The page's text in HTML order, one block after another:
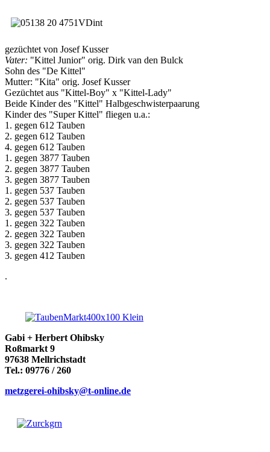
gezüchtet von Josef Kusser
Vater: "Kittel Junior" orig. Dirk van den Bulck
Sohn des "De Kittel"
Mutter: "Kita" orig. Josef Kusser
Gezüchtet aus "Kittel-Boy" x "Kittel-Lady"
Beide Kinder des "Kittel" Halbgeschwisterpaarung
Kinder des "Super Kittel" fliegen u.a.:
1. gegen 612 Tauben
2. gegen 612 Tauben
4. gegen 612 Tauben
1. gegen 3877 Tauben
2. gegen 3877 Tauben
3. gegen 3877 Tauben
1. gegen 537 Tauben
2. gegen 537 Tauben
3. gegen 537 Tauben
1. gegen 322 Tauben
2. gegen 322 Tauben
3. gegen 322 Tauben
3. gegen 412 Tauben
.
Gabi + Herbert Ohibsky
Roßmarkt 9
97638 Mellrichstadt
Tel.: 09776 / 260
metzgerei-ohibsky@t-online.de